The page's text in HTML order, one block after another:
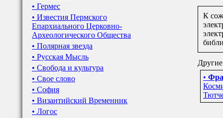
• Гермес
• Известия Пермского
Епархиального Церковно-
Археологического Общества
• Полярная звезда
• Русская Мысль
• Свобода и культура
• Свое слово
• София
• Византийский Временник
• Логос
К
•